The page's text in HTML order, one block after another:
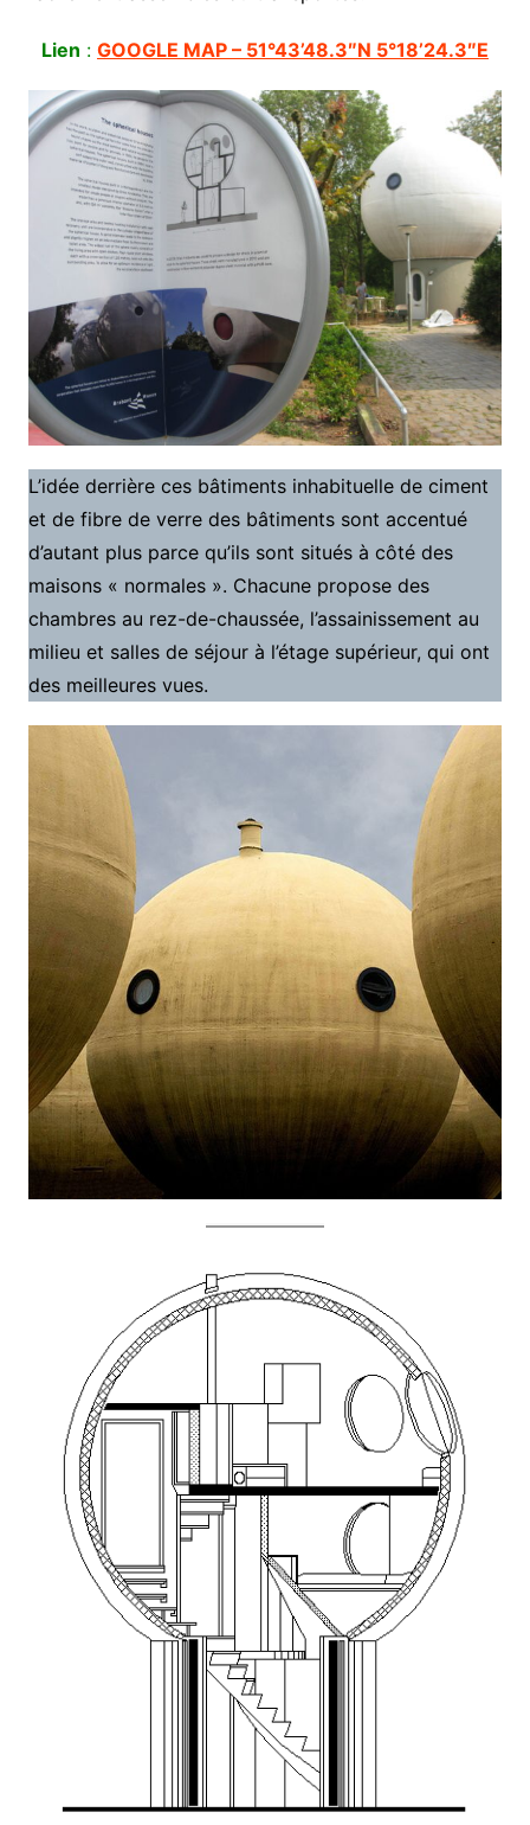
Lien : GOOGLE MAP – 51°43’48.3″N 5°18’24.3″E
L’idée derrière ces bâtiments inhabituelle de ciment
et de fibre de verre des bâtiments sont accentué
d’autant plus parce qu’ils sont situés à côté des
maisons « normales ». Chacune propose des
chambres au rez-de-chaussée, l’assainissement au
milieu et salles de séjour à l’étage supérieur, qui ont
des meilleures vues.